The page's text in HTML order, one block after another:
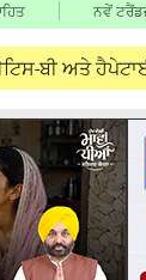
ਨਵੇਂ
ਸੀ ਹੁਣ